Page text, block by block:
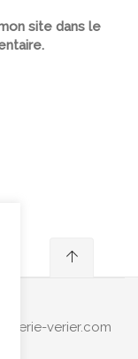
site dans le
verier.com